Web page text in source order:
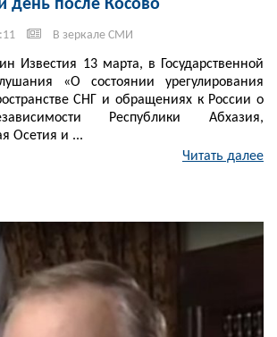
день после Косово
В зеркале СМИ
Известия 13 марта, в Государственной
«О состоянии урегулирования
СНГ и обращениях к России о
Республики Абхазия,
Осетия и ...
Читать далее